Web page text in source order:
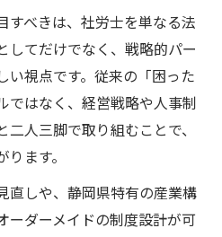
すべきは、社労士を単なる法
してだけでなく、戦略的パー
い視点です。従来の「困った
ではなく、経営戦略や人事制
人三脚で取り組むことで、
ます。
直しや、静岡県特有の産業構
ーダーメイドの制度設計が可